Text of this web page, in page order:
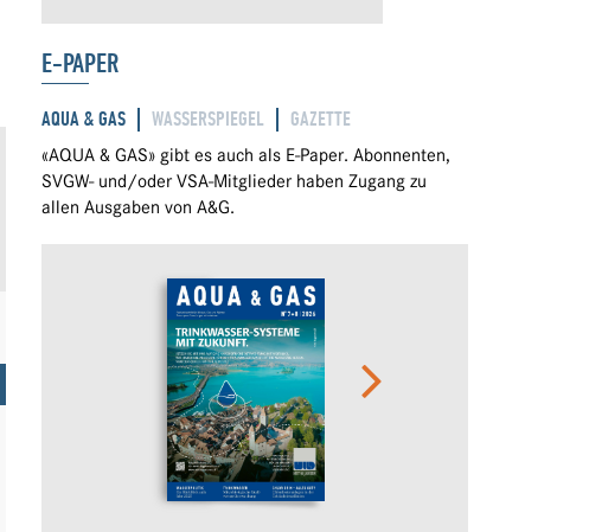
E-PAPER
AQUA & GAS WASSERSPIEGEL GAZETTE
«AQUA & GAS» gibt es auch als E-Paper. Abonnenten,
SVGW- und/oder VSA-Mitglieder haben Zugang zu
allen Ausgaben von A&G.